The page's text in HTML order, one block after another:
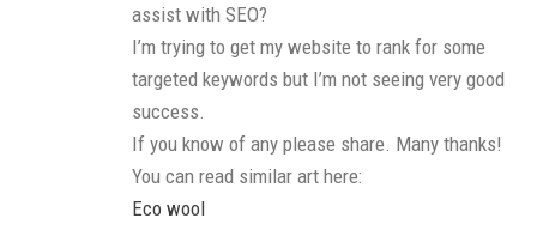
assist with SEO?
I’m trying to get my website to rank for some
targeted keywords but I’m not seeing very good
success.
If you know of any please share. Many thanks!
You can read similar art here:
Eco wool